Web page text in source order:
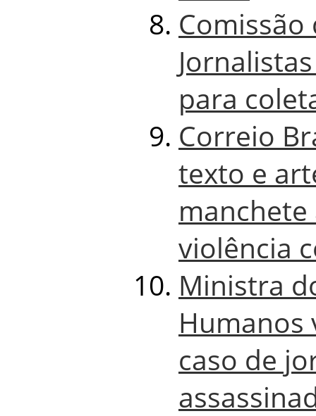
Comissão
para
Correio
texto e
manchete
violência
Ministra
Humanos
caso de